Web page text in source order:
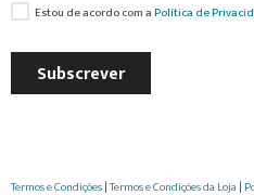
Estou de acordo com aPolítica de
Subscrever
Termos e Condições|Termos e Condições da Loja |